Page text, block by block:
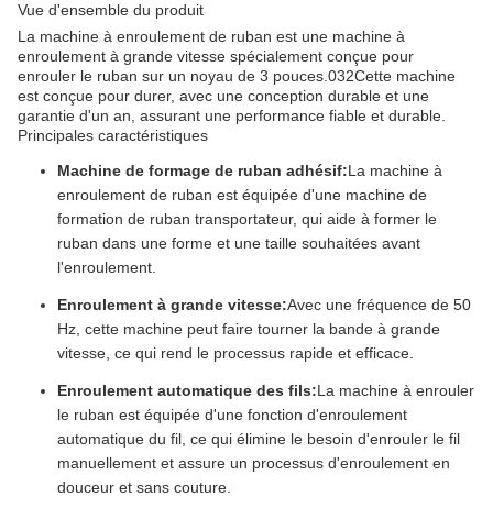
Vue d'ensemble du produit
La machine à enroulement de ruban est une machine à
enroulement à grande vitesse spécialement conçue pour
enrouler le ruban sur un noyau de 3 pouces.032Cette machine
est conçue pour durer, avec une conception durable et une
garantie d'un an, assurant une performance fiable et durable.
Principales caractéristiques
Machine de formage de ruban adhésif:La machine à
enroulement de ruban est équipée d'une machine de
formation de ruban transportateur, qui aide à former le
ruban dans une forme et une taille souhaitées avant
l'enroulement.
Enroulement à grande vitesse:Avec une fréquence de 50
Hz, cette machine peut faire tourner la bande à grande
vitesse, ce qui rend le processus rapide et efficace.
Enroulement automatique des fils:La machine à enrouler
le ruban est équipée d'une fonction d'enroulement
automatique du fil, ce qui élimine le besoin d'enrouler le fil
manuellement et assure un processus d'enroulement en
douceur et sans couture.